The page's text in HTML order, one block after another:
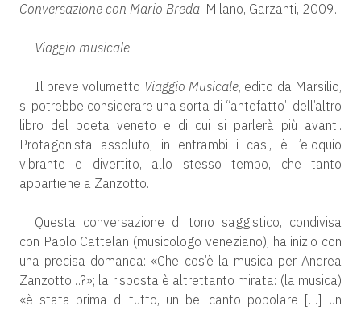
Conversazione con Mario Breda, Milano, Garzanti, 2009.
Viaggio musicale
Il breve volumetto Viaggio Musicale, edito da Marsilio,
si potrebbe considerare una sorta di “antefatto” dell’altro
libro del poeta veneto e di cui si parlerà più avanti.
Protagonista assoluto, in entrambi i casi, è l’eloquio
vibrante e divertito, allo stesso tempo, che tanto
appartiene a Zanzotto.
Questa conversazione di tono saggistico, condivisa
con Paolo Cattelan (musicologo veneziano), ha inizio con
una precisa domanda: «Che cos’è la musica per Andrea
Zanzotto…?»; la risposta è altrettanto mirata: (la musica)
«è stata prima di tutto, un bel canto popolare […] un